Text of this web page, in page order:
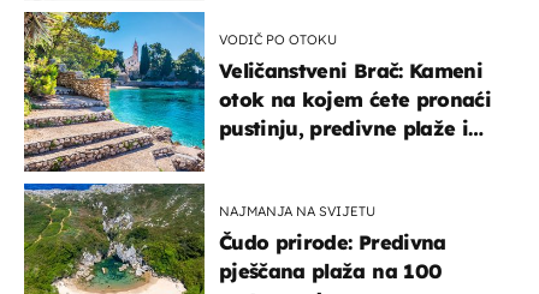
VODIČ PO OTOKU
Veličanstveni Brač: Kameni
otok na kojem ćete pronaći
pustinju, predivne plaže i
NAJMANJA NA SVIJETU
Čudo prirode: Predivna
pješčana plaža na 100